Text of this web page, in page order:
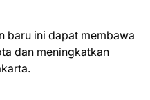
baru ini dapat membawa
dan meningkatkan